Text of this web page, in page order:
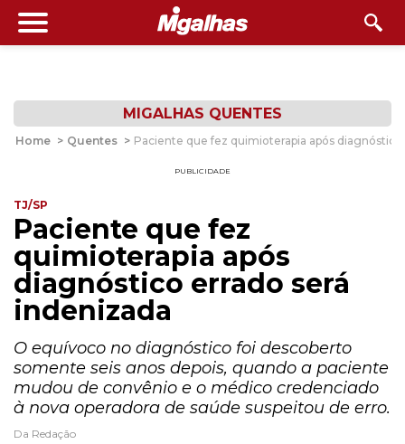
MIGALHAS QUENTES
Home > Quentes > Paciente que fez quimioterapia após
PUBLICIDADE
TJ/SP
Paciente que fez
quimioterapia após
diagnóstico errado será
indenizada
O equívoco no diagnóstico foi descoberto
somente seis anos depois, quando a paciente
mudou de convênio e o médico credenciado
à nova operadora de saúde suspeitou de erro.
Da Redação